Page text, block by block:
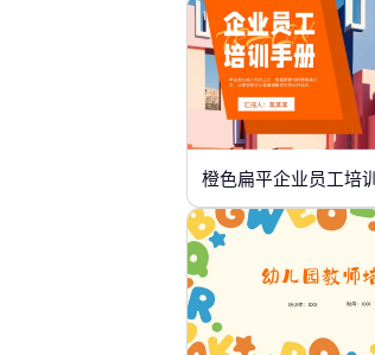
橙色扁平企业员工培